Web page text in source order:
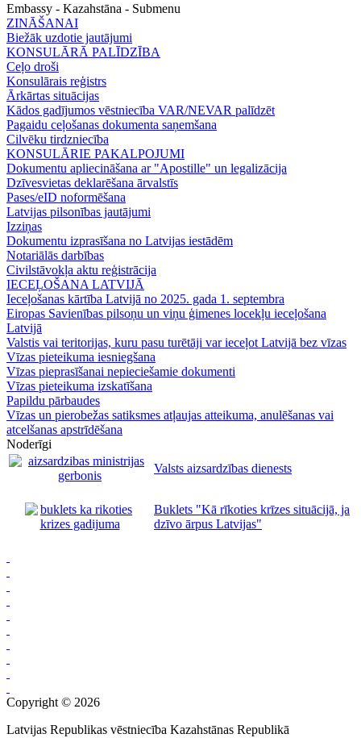
Embassy - Kazahstāna - Submenu
ZINĀŠANAI
Biežāk uzdotie jautājumi
KONSULĀRĀ PALĪDZĪBA
Ceļo droši
Konsulārais reģistrs
Ārkārtas situācijas
Kādos gadījumos vēstniecība VAR/NEVAR palīdzēt
Pagaidu ceļošanas dokumenta saņemšana
Cilvēku tirdzniecība
KONSULĀRIE PAKALPOJUMI
Dokumentu apliecināšana ar "Apostille" un legalizācija
Dzīvesvietas deklarēšana ārvalstīs
Pases/eID noformēšana
Latvijas pilsonības jautājumi
Izziņas
Dokumentu izprasīšana no Latvijas iestādēm
Notariālās darbības
Civilstāvokļa aktu reģistrācija
IECEĻOŠANA LATVIJĀ
Ieceļošanas kārtība Latvijā no 2025. gada 1. septembra
Eiropas Savienības pilsoņu un viņu ģimenes locekļu ieceļošana
Latvijā
Valstis vai teritorijas, kuru pasu turētāji var ieceļot Latvijā bez vīzas
Vīzas pieteikuma iesniegšana
Vīzas pieprasīšanai nepieciešamie dokumenti
Vīzas pieteikuma izskatīšana
Papildu pārbaudes
Vīzas un pierobežas satiksmes atļaujas atteikuma, anulēšanas vai
atcelšanas apstrīdēšana
Noderīgi
Valsts aizsardzības dienests
Buklets "Kā rīkoties krīzes situācijā, ja
dzīvo ārpus Latvijas"
Copyright © 2026
Latvijas Republikas vēstniecība Kazahstānas Republikā